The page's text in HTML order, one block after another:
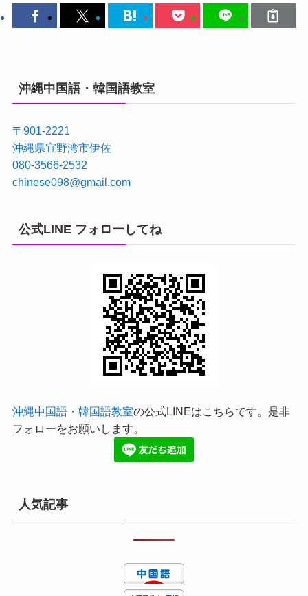
沖縄中国語・韓国語教室
〒901-2221
沖縄県宜野湾市伊佐
080-3566-2532
chinese098@gmail.com
公式LINE フォローしてね
沖縄中国語・韓国語教室の公式LINEはこちらです。是非
フォローをお願いします。
人気記事